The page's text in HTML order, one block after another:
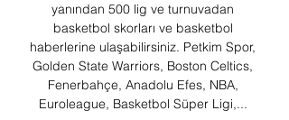
yanından 500 lig ve turnuvadan
basketbol skorları ve basketbol
haberlerine ulaşabilirsiniz. Petkim Spor,
Golden State Warriors, Boston Celtics,
Fenerbahçe, Anadolu Efes, NBA,
Euroleague, Basketbol Süper Ligi,...